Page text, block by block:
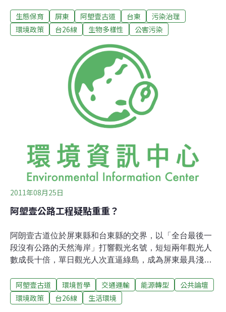
烈壓力下，專業的學術審查極可能因而難產甚至被扭曲，
26日召開記者會，呼籲縣政府指定為自然保留區，並要求
者投入支持社會運動的氛圍有增無減。由學術界發起的
「學者與社會賢達共同守護阿塱壹聯署」 截至目前為止為
700人，包括366位來自各領域的學者。公路總局懷抱環島
公路夢想，將僅剩的12.8公里阿塱壹古道，視為台26線安
朔旭海段，環島公路的缺口。台北大學不動產與城鄉環境
學系副教授廖本全則認為，環島公路的想法是舊思維，不
適用於新時代，新時代應有新思維，應認知此路段之價
生態保育 屏東 阿塱壹古道 台東
污染治理
環境政策
台26線 生物多樣性 公害污染
2011年08月25日
阿塱壹公路工程疑點重重？
阿朗壹古道位於屏東縣和台東縣的交界，以「全台最後一
段沒有公路的天然海岸」打響觀光名號，短短兩年觀光人
數成長十倍，單日觀光人次直逼綠島，成為屏東最具淺力
「台26線安朔到旭海」的公路即將在此興建。不只毀掉地
方賴以維生的觀光賣點，更使全台唯一的天然海岸線消
阿塱壹古道 環境哲學 交通運輸 能源轉型
公共論壇
環境政策
台26線 生活環境